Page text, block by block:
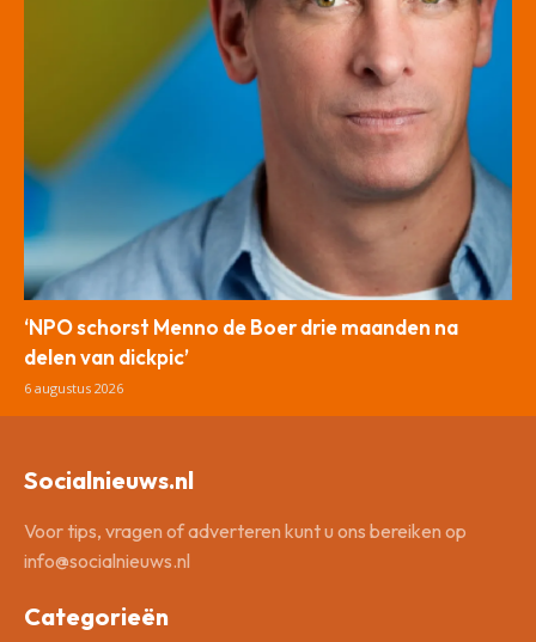
‘NPO schorst Menno de Boer drie maanden na
delen van dickpic’
6 augustus 2026
Socialnieuws.nl
Voor tips, vragen of adverteren kunt u ons bereiken op
info@socialnieuws.nl
Categorieën